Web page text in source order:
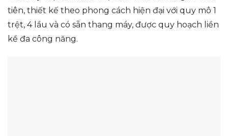
tiên, thiết kế theo phong cách hiện đại với quy mô 1
trệt, 4 lầu và có sẵn thang máy, được quy hoạch liền
kề đa công năng.